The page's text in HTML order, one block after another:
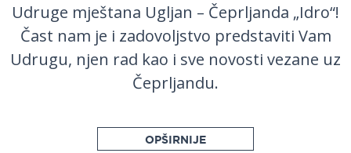
Udruge mještana Ugljan – Čeprljanda „Idro“!
Čast nam je i zadovoljstvo predstaviti Vam
Udrugu, njen rad kao i sve novosti vezane uz
Čeprljandu.
OPŠIRNIJE